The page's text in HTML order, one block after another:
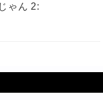
ゃん 2: